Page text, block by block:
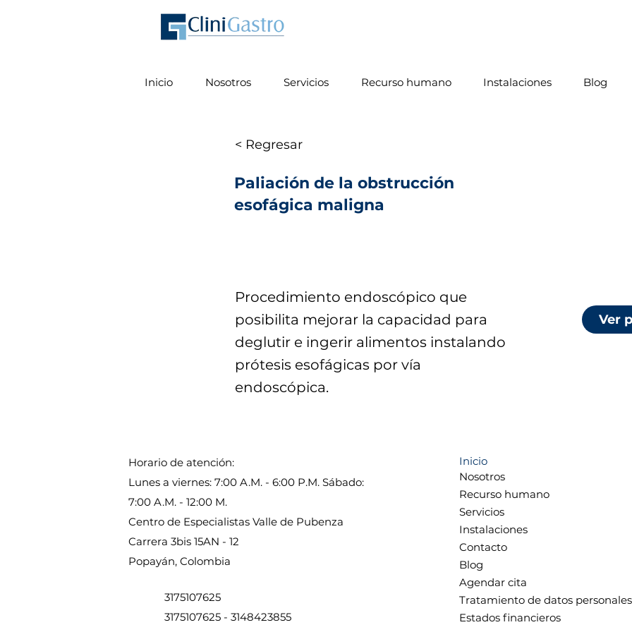
Inicio Nosotros Servicios Recurso humano Instalaciones Blog
< Regresar
Paliación de la obstrucción
esofágica maligna
Procedimiento endoscópico que
posibilita mejorar la capacidad para
deglutir e ingerir alimentos instalando
prótesis esofágicas por vía
endoscópica.
Ver
Horario de atención:
Lunes a viernes: 7:00 A.M. - 6:00 P.M. Sábado:
7:00 A.M. - 12:00 M.
Centro de Especialistas Valle de Pubenza
Carrera 3bis 15AN - 12
Popayán, Colombia
3175107625
3175107625 - 3148423855
Inicio
Nosotros
Recurso humano
Servicios
Instalaciones
Contacto
Blog
Agendar cita
Tratamiento de datos personales
Estados financieros